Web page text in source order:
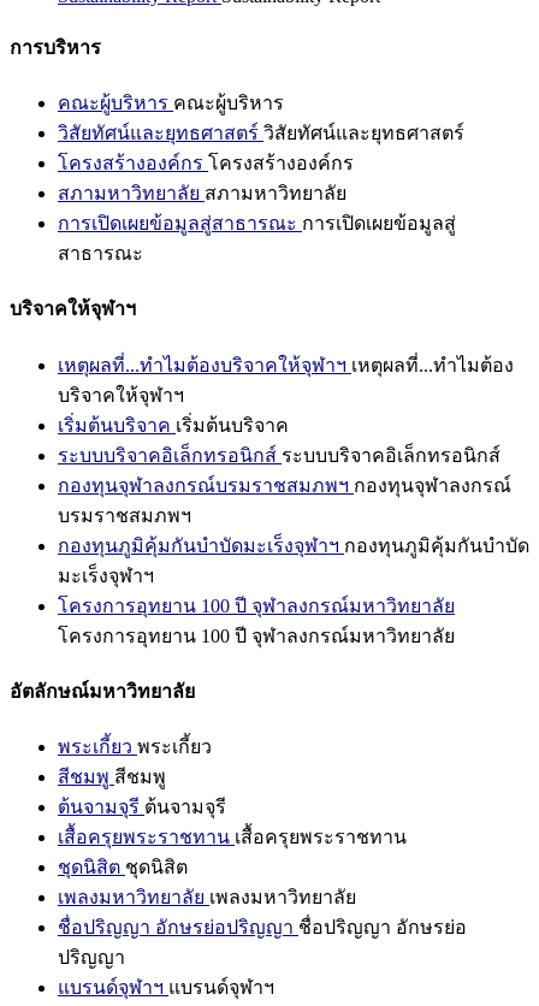
การบริหาร
คณะผู้บริหาร คณะผู้บริหาร
วิสัยทัศน์และยุทธศาสตร์ วิสัยทัศน์และยุทธศาสตร์
โครงสร้างองค์กร โครงสร้างองค์กร
สภามหาวิทยาลัย สภามหาวิทยาลัย
การเปิดเผยข้อมูลสู่สาธารณะ การเปิดเผยข้อมูลสู่
สาธารณะ
บริจาคให้จุฬาฯ
เหตุผลที่...ทำไมต้องบริจาคให้จุฬาฯ เหตุผลที่...ทำไมต้อง
บริจาคให้จุฬาฯ
เริ่มต้นบริจาค เริ่มต้นบริจาค
ระบบบริจาคอิเล็กทรอนิกส์ ระบบบริจาคอิเล็กทรอนิกส์
กองทุนจุฬาลงกรณ์บรมราชสมภพฯ กองทุนจุฬาลงกรณ์
บรมราชสมภพฯ
กองทุนภูมิคุ้มกันบำบัดมะเร็งจุฬาฯ กองทุนภูมิคุ้มกันบำบัด
มะเร็งจุฬาฯ
โครงการอุทยาน 100 ปี จุฬาลงกรณ์มหาวิทยาลัย
โครงการอุทยาน 100 ปี จุฬาลงกรณ์มหาวิทยาลัย
อัตลักษณ์มหาวิทยาลัย
พระเกี้ยว พระเกี้ยว
สีชมพู สีชมพู
ต้นจามจุรี ต้นจามจุรี
เสื้อครุยพระราชทาน เสื้อครุยพระราชทาน
ชุดนิสิต ชุดนิสิต
เพลงมหาวิทยาลัย เพลงมหาวิทยาลัย
ชื่อปริญญา อักษรย่อปริญญา ชื่อปริญญา อักษรย่อ
ปริญญา
แบรนด์จุฬาฯ แบรนด์จุฬาฯ